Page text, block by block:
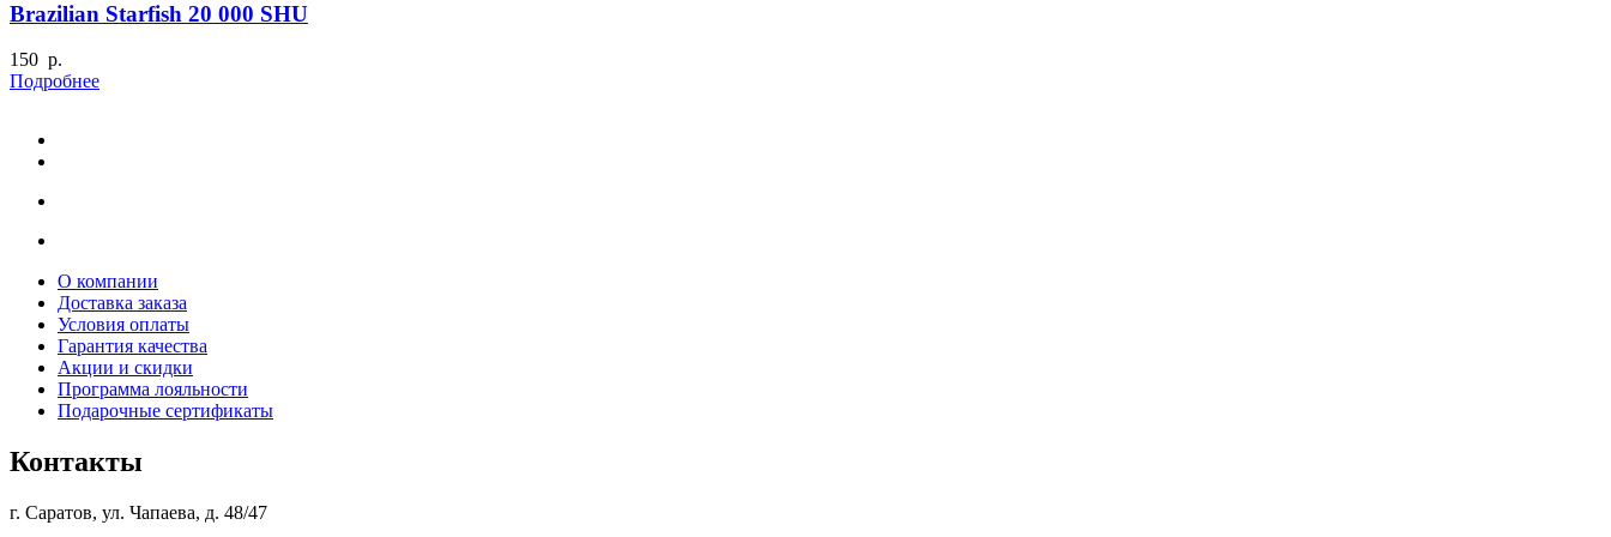
Brazilian Starfish 20 000 SHU
150 р.
Подробнее
О компании
Доставка заказа
Условия оплаты
Гарантия качества
Акции и скидки
Программа лояльности
Подарочные сертификаты
Контакты
г. Саратов, ул. Чапаева, д. 48/47